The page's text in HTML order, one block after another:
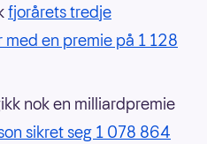
fjorårets tredje
en premie på 1 128
nok en milliardpremie
sikret seg 1 078 864